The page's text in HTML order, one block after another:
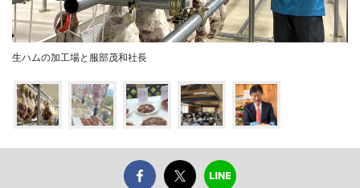
生ハムの加工場と服部茂和社長